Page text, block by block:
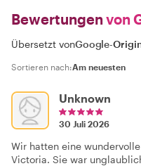
Bewertungen von
Übersetzt vonGoogle-
Sortieren nach:
Unknown
30 Juli 2026
Wir hatten eine
Victoria. Sie war